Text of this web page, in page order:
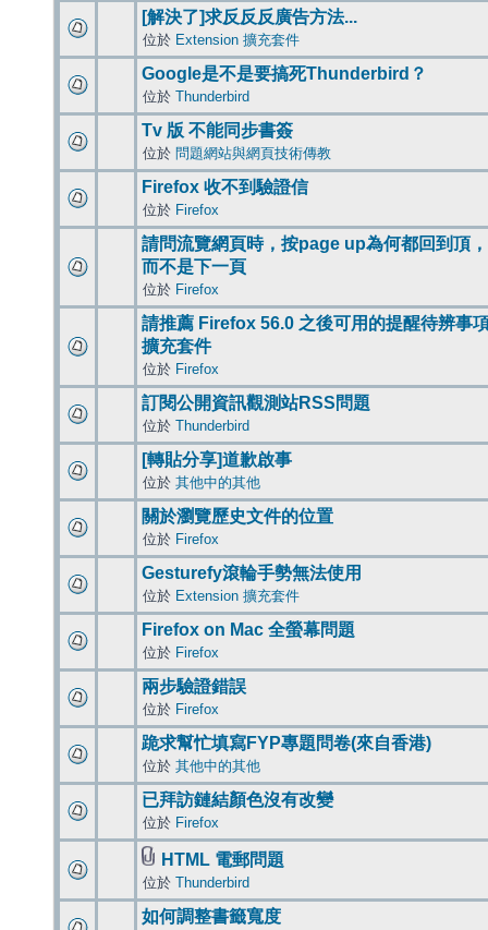
[解決了]求反反反廣告方法...
位於 Extension 擴充套件
Google是不是要搞死Thunderbird？
位於 Thunderbird
Tv 版 不能同步書簽
位於 問題網站與網頁技術傳教
Firefox 收不到驗證信
位於 Firefox
請問流覽網頁時，按page up為何都回到頂，
而不是下一頁
位於 Firefox
請推薦 Firefox 56.0 之後可用的提醒待辨事
擴充套件
位於 Firefox
訂閱公開資訊觀測站RSS問題
位於 Thunderbird
[轉貼分享]道歉啟事
位於 其他中的其他
關於瀏覽歷史文件的位置
位於 Firefox
Gesturefy滾輪手勢無法使用
位於 Extension 擴充套件
Firefox on Mac 全螢幕問題
位於 Firefox
兩步驗證錯誤
位於 Firefox
跪求幫忙填寫FYP專題問卷(來自香港)
位於 其他中的其他
已拜訪鏈結顏色沒有改變
位於 Firefox
HTML 電郵問題
位於 Thunderbird
如何調整書籤寬度